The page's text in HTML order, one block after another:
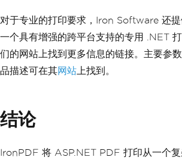
对于专业的打印要求，Iron Software 还
一个具有增强的跨平台支持的专用 .NET
们的网站上找到更多信息的链接。主要参
品描述可在其网站 上找到。
结论
IronPDF 将 ASP.NET PDF 打印从一个